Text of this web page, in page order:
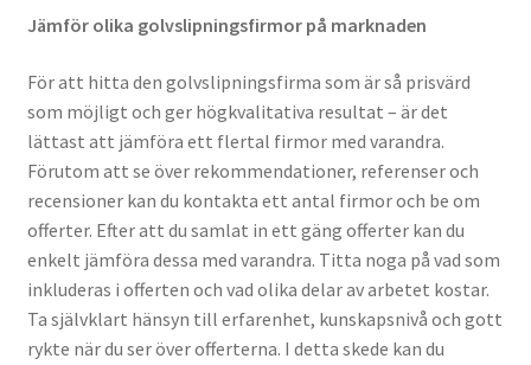
Jämför olika golvslipningsfirmor på marknaden
För att hitta den golvslipningsfirma som är så prisvärd
som möjligt och ger högkvalitativa resultat – är det
lättast att jämföra ett flertal firmor med varandra.
Förutom att se över rekommendationer, referenser och
recensioner kan du kontakta ett antal firmor och be om
offerter. Efter att du samlat in ett gäng offerter kan du
enkelt jämföra dessa med varandra. Titta noga på vad som
inkluderas i offerten och vad olika delar av arbetet kostar.
Ta självklart hänsyn till erfarenhet, kunskapsnivå och gott
rykte när du ser över offerterna. I detta skede kan du